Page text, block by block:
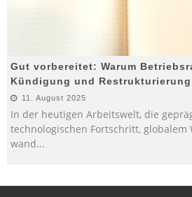
Gut vorbereitet: Warum
Kündigung und
11. August 2025
In der heutigen Arbeitswelt, die
technologischen Fortschritt, globalem
wand...